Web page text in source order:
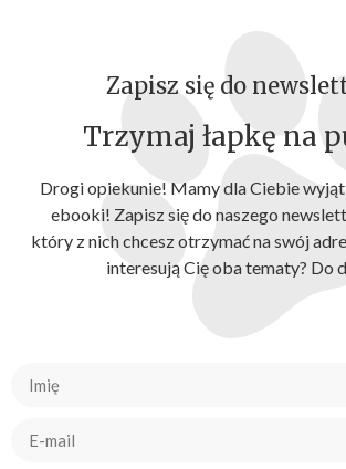
Zapisz się do
Trzymaj łapkę na
Drogi opiekunie! Mamy dla Ciebie
ebooki! Zapisz się do naszego
który z nich chcesz otrzymać na swój
interesują Cię oba tematy? Do